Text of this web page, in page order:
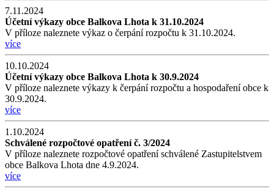
7.11.2024
Účetní výkazy obce Balkova Lhota k 31.10.2024
V příloze naleznete výkaz o čerpání rozpočtu k 31.10.2024.
více
10.10.2024
Účetní výkazy obce Balkova Lhota k 30.9.2024
V příloze naleznete výkazy k čerpání rozpočtu a hospodaření obce k
30.9.2024.
více
1.10.2024
Schválené rozpočtové opatření č. 3/2024
V příloze naleznete rozpočtové opatření schválené Zastupitelstvem
obce Balkova Lhota dne 4.9.2024.
více